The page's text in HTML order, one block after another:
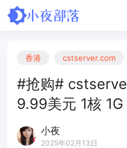
香港 cstserver.com
#抢购#
9.99美元 1核
小夜
2025年02月13日